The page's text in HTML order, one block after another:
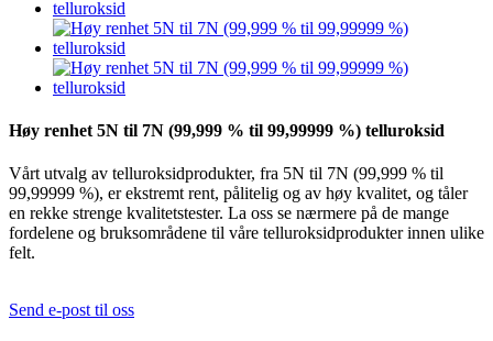
Høy renhet 5N til 7N (99,999 % til 99,99999 %) telluroksid
Vårt utvalg av telluroksidprodukter, fra 5N til 7N (99,999 % til
99,99999 %), er ekstremt rent, pålitelig og av høy kvalitet, og tåler
en rekke strenge kvalitetstester. La oss se nærmere på de mange
fordelene og bruksområdene til våre telluroksidprodukter innen ulike
felt.
Send e-post til oss